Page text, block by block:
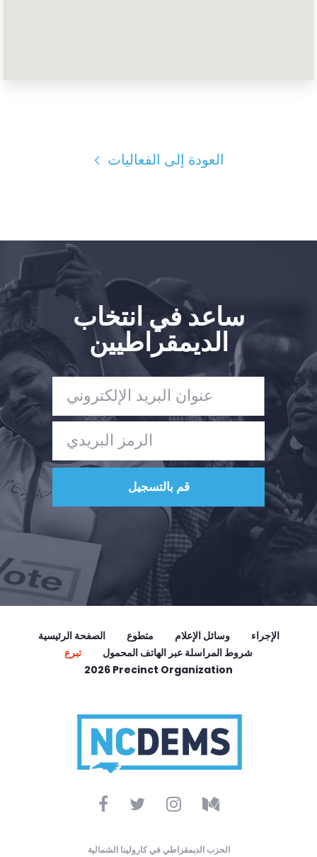
العودة إلى الفعاليات
ساعد في انتخاب
الديمقراطيين
الصفحة الرئيسية متطوع وسائل الإعلام
الإجراء
تبرع
شروط المراسلة عبر الهاتف المحمول
2026 Precinct Organization
الحزب الديمقراطي في كارولينا الشمالية